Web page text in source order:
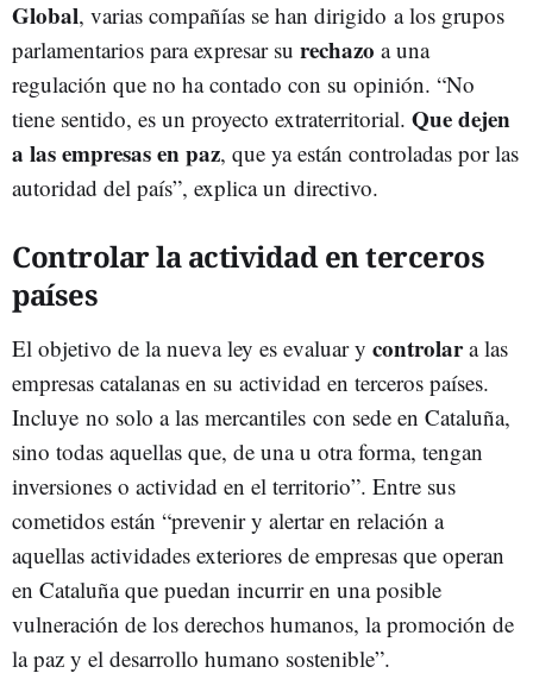
Global, varias compañías se han dirigido a los grupos
parlamentarios para expresar su rechazo a una
regulación que no ha contado con su opinión. “No
tiene sentido, es un proyecto extraterritorial. Que dejen
a las empresas en paz, que ya están controladas por las
autoridad del país”, explica un directivo.
Controlar la actividad en terceros
países
El objetivo de la nueva ley es evaluar y controlara las
empresas catalanas en su actividad en terceros países.
Incluye no solo a las mercantiles con sede en Cataluña,
sino todas aquellas que, de una u otra forma, tengan
inversiones o actividad en el territorio”. Entre sus
cometidos están “prevenir y alertar en relación a
aquellas actividades exteriores de empresas que operan
en Cataluña que puedan incurrir en una posible
vulneración de los derechos humanos, la promoción de
la paz y el desarrollo humano sostenible”.